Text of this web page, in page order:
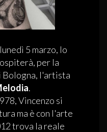
5 marzo, lo
per la
Bologna, l'artista
.
Vincenzo si
ma è con l'arte
trova la reale